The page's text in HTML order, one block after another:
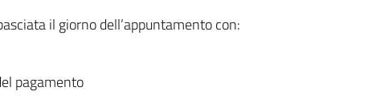
il giorno dell’appuntamento con:
pagamento